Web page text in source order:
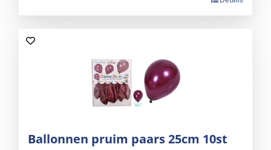
Ballonnen pruim paars 25cm 10st